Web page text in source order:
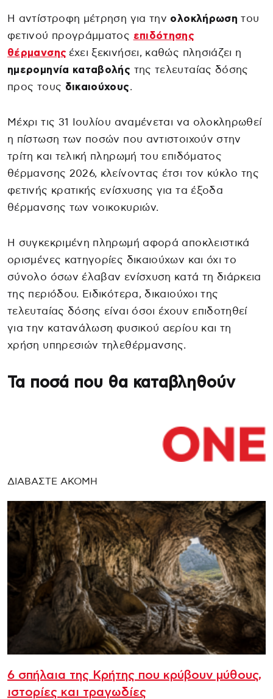
Η αντίστροφη μέτρηση για την ολοκλήρωση του
φετινού προγράμματος επιδότησης
θέρμανσης έχει ξεκινήσει, καθώς πλησιάζει η
ημερομηνία καταβολής της τελευταίας δόσης
προς τους δικαιούχους.
Μέχρι τις 31 Ιουλίου αναμένεται να ολοκληρωθεί
η πίστωση των ποσών που αντιστοιχούν στην
τρίτη και τελική πληρωμή του επιδόματος
θέρμανσης 2026, κλείνοντας έτσι τον κύκλο της
φετινής κρατικής ενίσχυσης για τα έξοδα
θέρμανσης των νοικοκυριών.
Η συγκεκριμένη πληρωμή αφορά αποκλειστικά
ορισμένες κατηγορίες δικαιούχων και όχι το
σύνολο όσων έλαβαν ενίσχυση κατά τη διάρκεια
της περιόδου. Ειδικότερα, δικαιούχοι της
τελευταίας δόσης είναι όσοι έχουν επιδοτηθεί
για την κατανάλωση φυσικού αερίου και τη
χρήση υπηρεσιών τηλεθέρμανσης.
Τα ποσά που θα καταβληθούν
ΔΙΑΒΑΣΤΕ ΑΚΟΜΗ
6 σπήλαια της Κρήτης που κρύβουν μύθους,
ιστορίες και τραγωδίες